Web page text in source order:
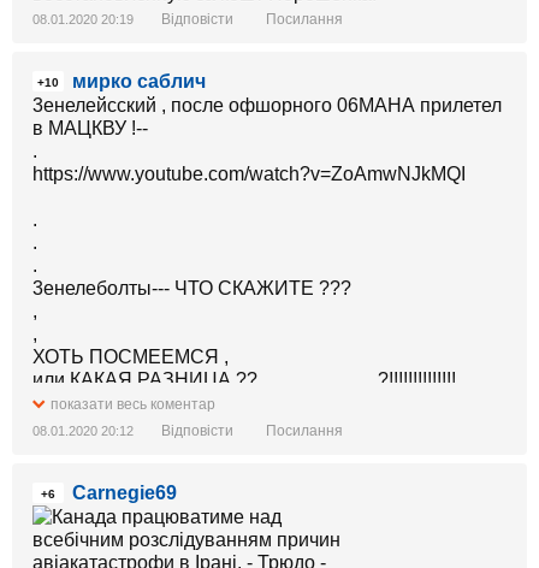
08.01.2020 20:19 Відповісти Посилання
+10
мирко саблич
3енелейсский , после офшорного 06МАНА прилетел
в МАЦКВУ !--
.
https://www.youtube.com/watch?v=ZoAmwNJkMQI
.
.
.
3енелеболты--- ЧТО СКАЖИТЕ ???
,
,
ХОТЬ ПОСМЕЕМСЯ ,
или КАКАЯ РАЗНИЦА ??.........................?!!!!!!!!!!!!!!
.
показати весь коментар
08.01.2020 20:12 Відповісти Посилання
+6 Carnegie69